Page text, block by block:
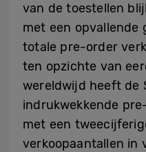
van de toestellen
met een opvallende
totale pre-order
ten opzichte van
wereldwijd heeft de
indrukwekkende
met een
verkoopaantallen in